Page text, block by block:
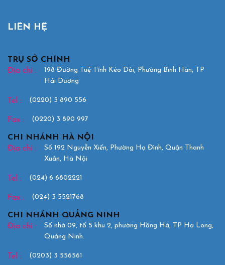
LIÊN HỆ
TRỤ SỞ CHÍNH
Địa chỉ :
198 Đường Tuệ Tĩnh Kéo Dài, Phường Bình Hàn, TP
Hải Dương
Tel : (0220) 3 890 556
Fax : (0220) 3 890 997
CHI NHÁNH HÀ NỘI
Địa chỉ :
Số 192 Nguyễn Xiển, Phường Hạ Đình, Quận Thanh
Xuân, Hà Nội
Tel : (024) 6 6802221
Fax : (024) 3 5521768
CHI NHÁNH QUẢNG NINH
Địa chỉ :
Số nhà 09, tổ 5 khu 2, phường Hồng Hà, TP Hạ Long,
Quảng Ninh.
Tel : (0203) 3 556561